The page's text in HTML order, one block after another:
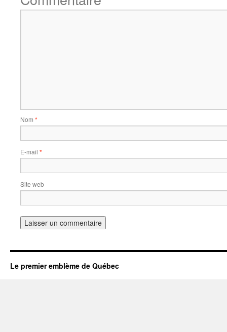
Nom *
E-mail *
Site web
Le premier emblème de Québec